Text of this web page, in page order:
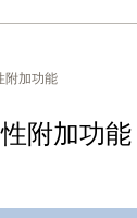
附加功能
附加功能